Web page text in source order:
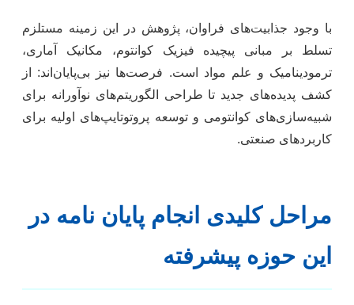
با وجود جذابیت‌های فراوان، پژوهش در این زمینه مستلزم
تسلط بر مبانی پیچیده فیزیک کوانتوم، مکانیک آماری،
ترمودینامیک و علم مواد است. فرصت‌ها نیز بی‌پایان‌اند: از
کشف پدیده‌های جدید تا طراحی الگوریتم‌های نوآورانه برای
شبیه‌سازی‌های کوانتومی و توسعه پروتوتایپ‌های اولیه برای
کاربردهای صنعتی.
مراحل کلیدی انجام پایان نامه در
این حوزه پیشرفته